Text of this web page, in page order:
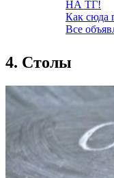
НА ТГ!
Как сюда
Все
4. Столы